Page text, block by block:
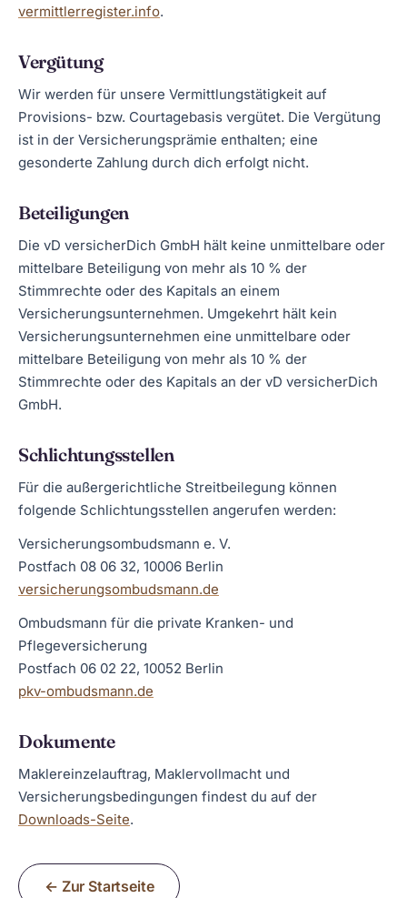
vermittlerregister.info.
Vergütung
Wir werden für unsere Vermittlungstätigkeit auf
Provisions- bzw. Courtagebasis vergütet. Die Vergütung
ist in der Versicherungsprämie enthalten; eine
gesonderte Zahlung durch dich erfolgt nicht.
Beteiligungen
Die vD versicherDich GmbH hält keine unmittelbare oder
mittelbare Beteiligung von mehr als 10 % der
Stimmrechte oder des Kapitals an einem
Versicherungsunternehmen. Umgekehrt hält kein
Versicherungsunternehmen eine unmittelbare oder
mittelbare Beteiligung von mehr als 10 % der
Stimmrechte oder des Kapitals an der vD versicherDich
GmbH.
Schlichtungsstellen
Für die außergerichtliche Streitbeilegung können
folgende Schlichtungsstellen angerufen werden:
Versicherungsombudsmann e. V.
Postfach 08 06 32, 10006 Berlin
versicherungsombudsmann.de
Ombudsmann für die private Kranken- und
Pflegeversicherung
Postfach 06 02 22, 10052 Berlin
pkv-ombudsmann.de
Dokumente
Maklereinzelauftrag, Maklervollmacht und
Versicherungsbedingungen findest du auf der
Downloads-Seite.
← Zur Startseite